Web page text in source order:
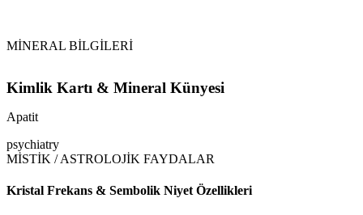
MİNERAL BİLGİLERİ
Kimlik Kartı & Mineral Künyesi
Apatit
psychiatry
MİSTİK / ASTROLOJİK FAYDALAR
Kristal Frekans & Sembolik Niyet Özellikleri